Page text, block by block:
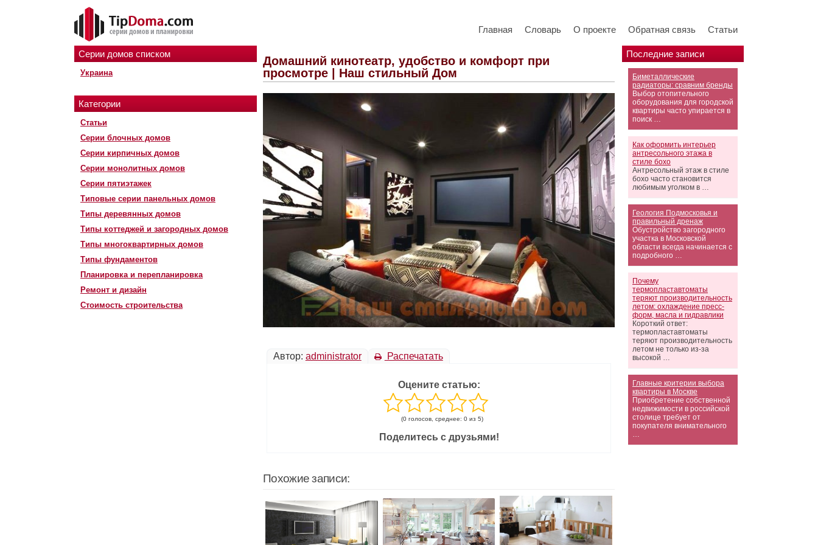
Главная Словарь О проекте Обратная связь Статьи
Серии домов списком
Украина
Категории
Статьи
Серии блочных домов
Серии кирпичных домов
Серии монолитных домов
Серии пятиэтажек
Типовые серии панельных домов
Типы деревянных домов
Типы коттеджей и загородных домов
Типы многоквартирных домов
Типы фундаментов
Планировка и перепланировка
Ремонт и дизайн
Стоимость строительства
Последние записи
Биметаллические
радиаторы: сравним бренды
Выбор отопительного
оборудования для городской
квартиры часто упирается в
поиск …
Как оформить интерьер
антресольного этажа в
стиле бохо
Антресольный этаж в стиле
бохо часто становится
любимым уголком в …
Геология Подмосковья и
правильный дренаж
Обустройство загородного
участка в Московской
области всегда начинается с
подробного …
Почему
термопластавтоматы
теряют производительность
летом: охлаждение пресс-
форм, масла и гидравлики
Короткий ответ:
термопластавтоматы
теряют производительность
летом не только из-за
высокой …
Главные критерии выбора
квартиры в Москве
Приобретение собственной
недвижимости в российской
столице требует от
покупателя внимательного
…
Домашний кинотеатр, удобство и комфорт при
просмотре | Наш стильный Дом
Автор: administrator Распечатать
Оцените статью:
(0 голосов, среднее: 0 из 5)
Поделитесь с друзьями!
Похожие записи: